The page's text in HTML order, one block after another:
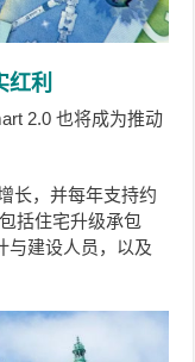
利
2.0 也将成为推动
长，并每年支持约
括住宅升级承包
与建设人员，以及